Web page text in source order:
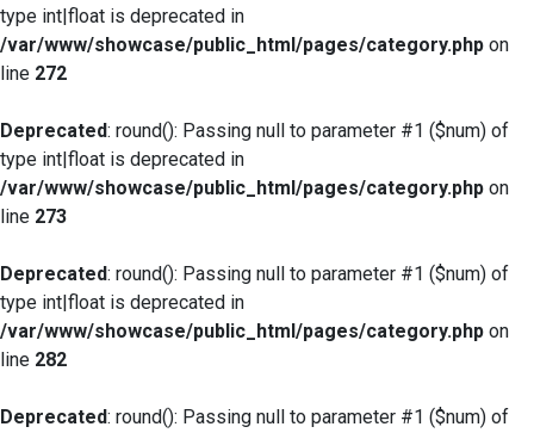
type int|float is deprecated in
/var/www/showcase/public_html/pages/category.php on
line 272
Deprecated: round(): Passing null to parameter #1 ($num) of
type int|float is deprecated in
/var/www/showcase/public_html/pages/category.php on
line 273
Deprecated: round(): Passing null to parameter #1 ($num) of
type int|float is deprecated in
/var/www/showcase/public_html/pages/category.php on
line 282
Deprecated: round(): Passing null to parameter #1 ($num) of